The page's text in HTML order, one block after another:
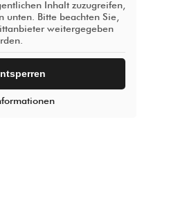
Inhalt zuzugreifen,
unten. Bitte beachten Sie,
weitergegeben